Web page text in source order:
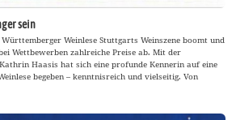
sein
Weinlese Stuttgarts Weinszene boomt und
Wettbewerben zahlreiche Preise ab. Mit der
Haasis hat sich eine profunde Kennerin auf eine
begeben – kenntnisreich und vielseitig. Von